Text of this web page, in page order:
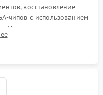
восстановление
чипов с использованием
Прошивка микросхемы
портов USB